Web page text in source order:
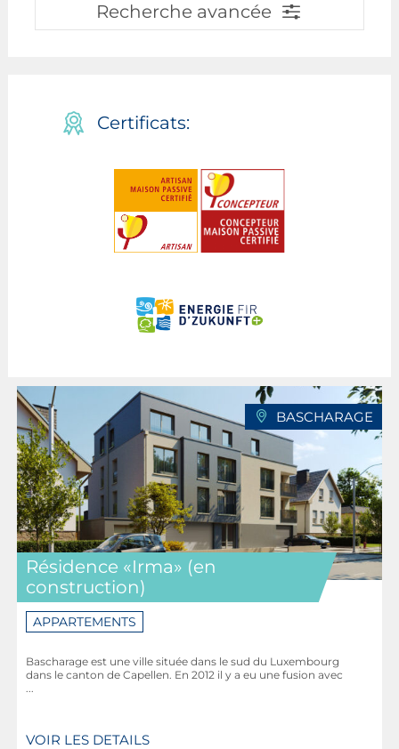
Recherche avancée
Certificats:
BASCHARAGE
Résidence «Irma» (en
construction)
APPARTEMENTS
Bascharage est une ville située dans le sud du Luxembourg
dans le canton de Capellen. En 2012 il y a eu une fusion avec
VOIR LES DETAILS